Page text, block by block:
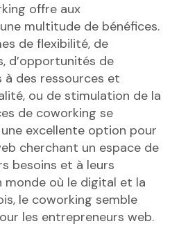
offre aux
multitude de bénéfices.
de flexibilité, de
d’opportunités de
à des ressources et
ou de stimulation de la
de coworking se
excellente option pour
cherchant un espace de
besoins et à leurs
monde où le digital et la
le coworking semble
les entrepreneurs web.